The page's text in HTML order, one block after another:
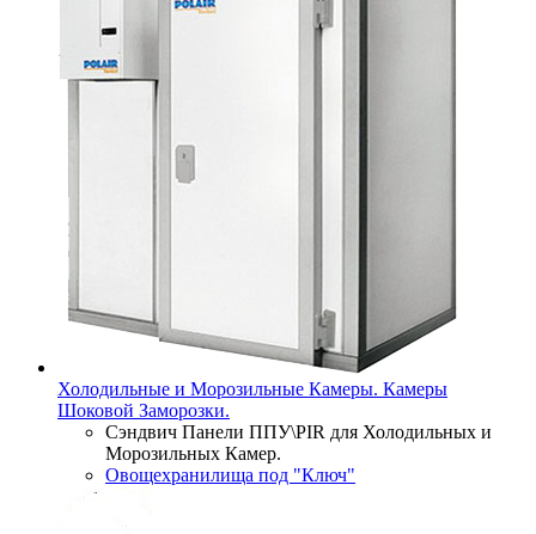
Холодильные и Морозильные Камеры. Камеры
Шоковой Заморозки.
Сэндвич Панели ППУ\PIR для Холодильных и
Морозильных Камер.
Овощехранилища под "Ключ"